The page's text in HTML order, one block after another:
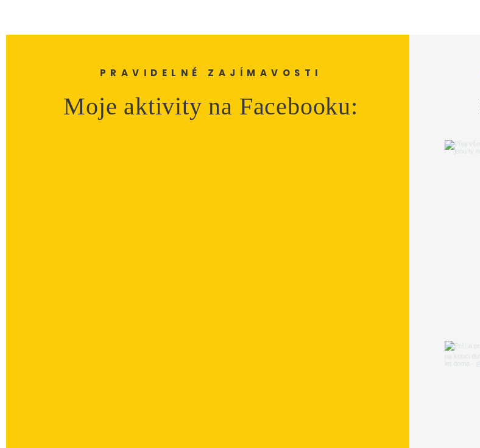
PRAVIDELNÉ ZAJÍMAVOSTI
Moje aktivity na Facebooku: